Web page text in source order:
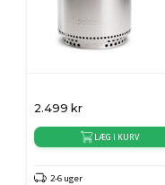
2.499 kr
LÆG I KURV
2-6 uger